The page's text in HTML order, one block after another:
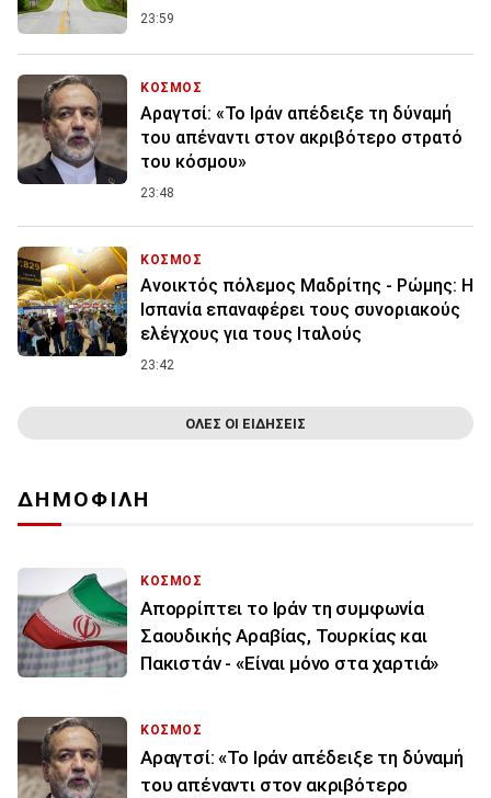
23:59
ΚΟΣΜΟΣ
Αραγτσί: «Το Ιράν απέδειξε τη δύναμή
του απέναντι στον ακριβότερο στρατό
του κόσμου»
23:48
ΚΟΣΜΟΣ
Ανοικτός πόλεμος Μαδρίτης - Ρώμης: Η
Ισπανία επαναφέρει τους συνοριακούς
ελέγχους για τους Ιταλούς
23:42
ΟΛΕΣ ΟΙ ΕΙΔΗΣΕΙΣ
ΔΗΜΟΦΙΛΗ
ΚΟΣΜΟΣ
Απορρίπτει το Ιράν τη συμφωνία
Σαουδικής Αραβίας, Τουρκίας και
Πακιστάν - «Είναι μόνο στα χαρτιά»
ΚΟΣΜΟΣ
Αραγτσί: «Το Ιράν απέδειξε τη δύναμή
του απέναντι στον ακριβότερο